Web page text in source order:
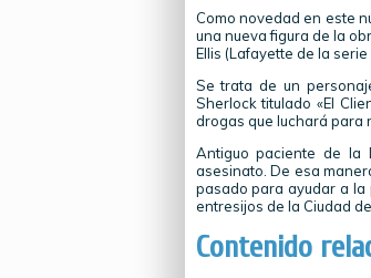
Como novedad en este
una nueva figura de la
Ellis (Lafayette de la serie
Se trata de un
Sherlock titulado «El
drogas que luchará para
Antiguo paciente de la
asesinato. De esa
pasado para ayudar a
entresijos de la Ciudad
Contenido